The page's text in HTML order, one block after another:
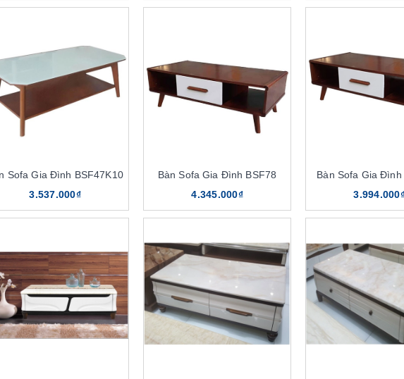
Sofa Gia Đình BSF47K10
3.537.000₫
Bàn Sofa Gia Đình BSF78
4.345.000₫
Bàn Sofa Gia Đình